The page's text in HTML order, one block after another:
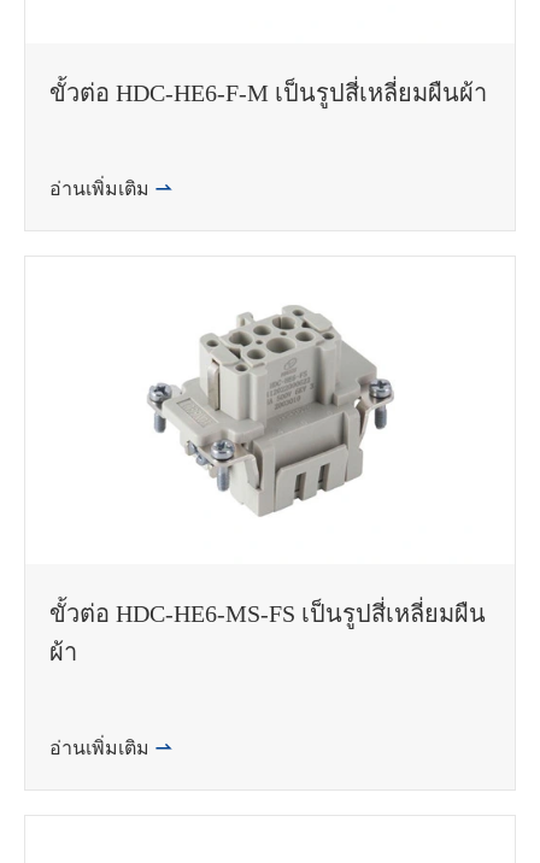
ขั้วต่อ HDC-HE6-F-M เป็นรูปสี่เหลี่ยมผืนผ้า
อ่านเพิ่มเติม 
ขั้วต่อ HDC-HE6-MS-FS เป็นรูปสี่เหลี่ยมผืน
ผ้า
อ่านเพิ่มเติม 